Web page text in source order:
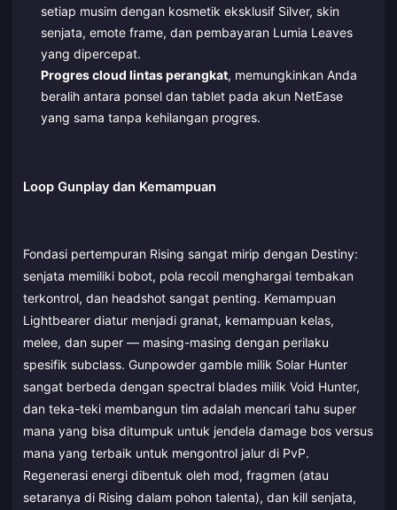
setiap musim dengan kosmetik eksklusif Silver, skin
senjata, emote frame, dan pembayaran Lumia Leaves
yang dipercepat.
Progres cloud lintas perangkat, memungkinkan Anda
beralih antara ponsel dan tablet pada akun NetEase
yang sama tanpa kehilangan progres.
Loop Gunplay dan Kemampuan
Fondasi pertempuran Rising sangat mirip dengan Destiny:
senjata memiliki bobot, pola recoil menghargai tembakan
terkontrol, dan headshot sangat penting. Kemampuan
Lightbearer diatur menjadi granat, kemampuan kelas,
melee, dan super — masing-masing dengan perilaku
spesifik subclass. Gunpowder gamble milik Solar Hunter
sangat berbeda dengan spectral blades milik Void Hunter,
dan teka-teki membangun tim adalah mencari tahu super
mana yang bisa ditumpuk untuk jendela damage bos versus
mana yang terbaik untuk mengontrol jalur di PvP.
Regenerasi energi dibentuk oleh mod, fragmen (atau
setaranya di Rising dalam pohon talenta), dan kill senjata,